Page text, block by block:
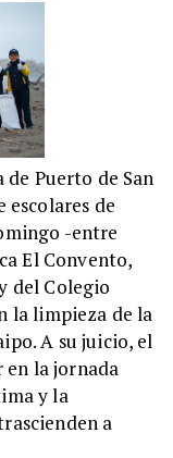
Puerto de San
de
-entre
El Convento,
del Colegio
la limpieza de la
A su juicio, el
en la jornada
y la
a